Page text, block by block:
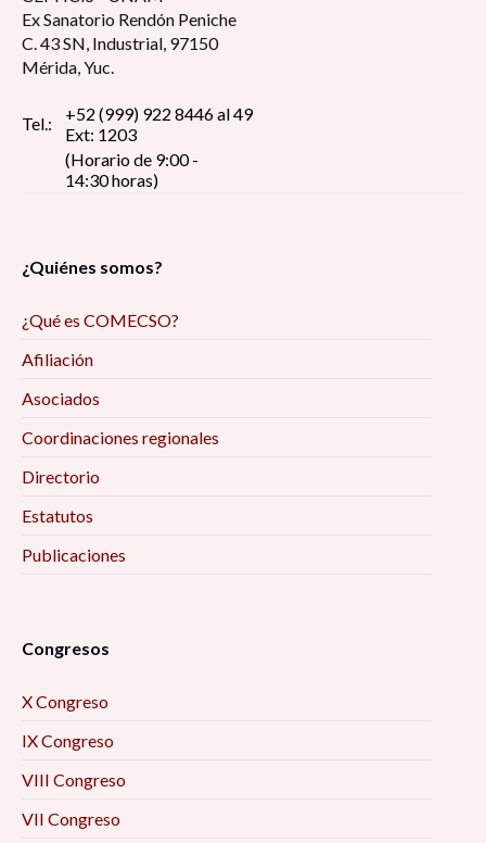
Ex Sanatorio Rendón Peniche
C. 43 SN, Industrial, 97150
Mérida, Yuc.
Tel.:
+52 (999) 922 8446 al 49
Ext: 1203
(Horario de 9:00 -
14:30 horas)
¿Quiénes somos?
¿Qué es COMECSO?
Afiliación
Asociados
Coordinaciones regionales
Directorio
Estatutos
Publicaciones
Congresos
X Congreso
IX Congreso
VIII Congreso
VII Congreso